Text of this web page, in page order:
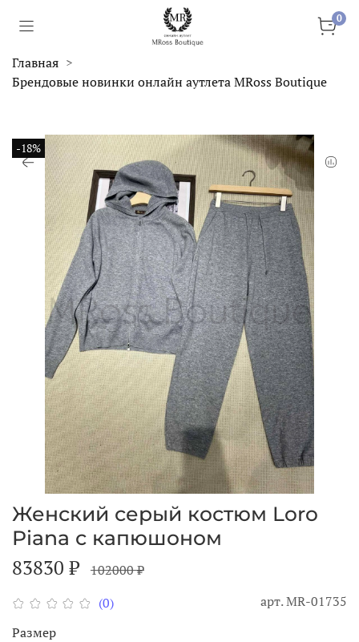
0
Главная
Брендовые новинки онлайн аутлета MRoss Boutique
-18%
(0) арт.MR-01735
Женский серый костюм Loro
Piana с капюшоном
83830 ₽ 102000 ₽
Размер